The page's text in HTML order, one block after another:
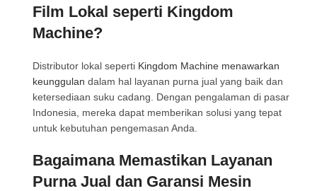
Film Lokal seperti Kingdom
Machine?
Distributor lokal seperti Kingdom Machine menawarkan
keunggulan dalam hal layanan purna jual yang baik dan
ketersediaan suku cadang. Dengan pengalaman di pasar
Indonesia, mereka dapat memberikan solusi yang tepat
untuk kebutuhan pengemasan Anda.
Bagaimana Memastikan Layanan
Purna Jual dan Garansi Mesin